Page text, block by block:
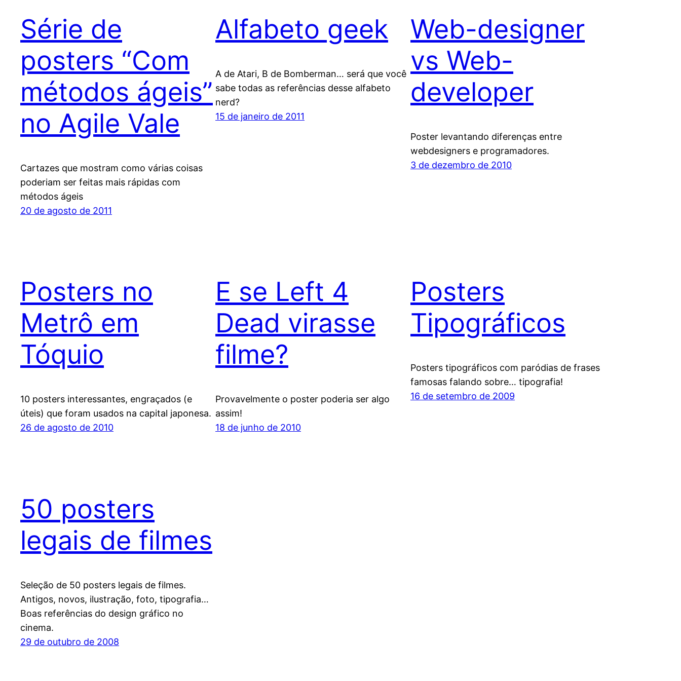
Série de
posters “Com
métodos ágeis”
no Agile Vale
Cartazes que mostram como várias coisas
poderiam ser feitas mais rápidas com
métodos ágeis
20 de agosto de 2011
Alfabeto geek
A de Atari, B de Bomberman… será que você
sabe todas as referências desse alfabeto
nerd?
15 de janeiro de 2011
Web-designer
vs Web-
developer
Poster levantando diferenças entre
webdesigners e programadores.
3 de dezembro de 2010
Posters no
Metrô em
Tóquio
10 posters interessantes, engraçados (e
úteis) que foram usados na capital japonesa.
26 de agosto de 2010
E se Left 4
Dead virasse
filme?
Provavelmente o poster poderia ser algo
assim!
18 de junho de 2010
Posters
Tipográficos
Posters tipográficos com paródias de frases
famosas falando sobre… tipografia!
16 de setembro de 2009
50 posters
legais de filmes
Seleção de 50 posters legais de filmes.
Antigos, novos, ilustração, foto, tipografia…
Boas referências do design gráfico no
cinema.
29 de outubro de 2008